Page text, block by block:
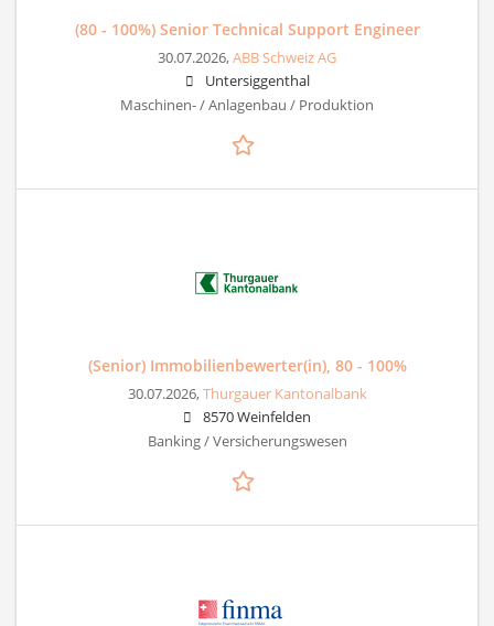
(80 - 100%) Senior Technical Support Engineer
30.07.2026,ABB Schweiz AG
Untersiggenthal
Maschinen- / Anlagenbau / Produktion
(Senior) Immobilienbewerter(in), 80 - 100%
30.07.2026,Thurgauer Kantonalbank
8570 Weinfelden
Banking / Versicherungswesen